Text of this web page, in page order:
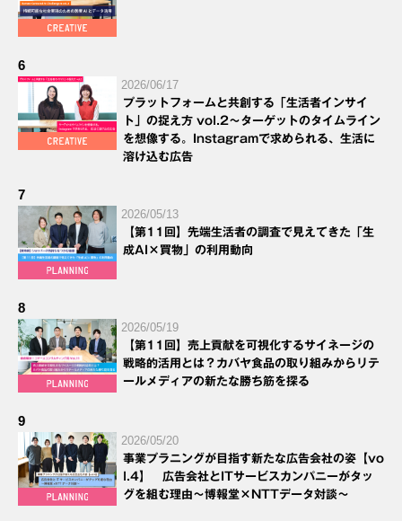
6
2026/06/17
プラットフォームと共創する「生活者インサイ
ト」の捉え方 vol.2～ターゲットのタイムライン
を想像する。Instagramで求められる、生活に
溶け込む広告
7
2026/05/13
【第11回】先端生活者の調査で見えてきた「生
成AI×買物」の利用動向
8
2026/05/19
【第11回】売上貢献を可視化するサイネージの
戦略的活用とは？カバヤ食品の取り組みからリテ
ールメディアの新たな勝ち筋を探る
9
2026/05/20
事業プラニングが目指す新たな広告会社の姿【vo
l.4】 広告会社とITサービスカンパニーがタッ
グを組む理由～博報堂×NTTデータ対談～